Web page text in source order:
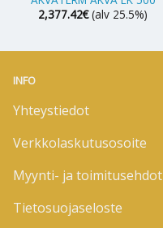
2,377.42€ (alv 25.5%)
INFO
Yhteystiedot
Verkkolaskutusosoite
Myynti- ja toimitusehdot
Tietosuojaseloste